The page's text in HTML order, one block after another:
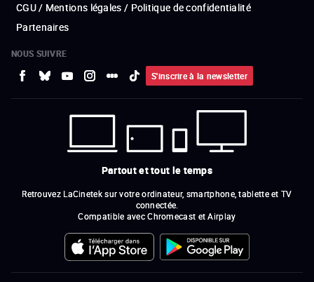
CGU / Mentions légales / Politique de confidentialité
Partenaires
NOUS SUIVRE
S'inscrire à la newsletter
Partout et tout le temps
Retrouvez LaCinetek sur votre ordinateur, smartphone, tablette et TV
connectée.
Compatible avec Chromecast et Airplay